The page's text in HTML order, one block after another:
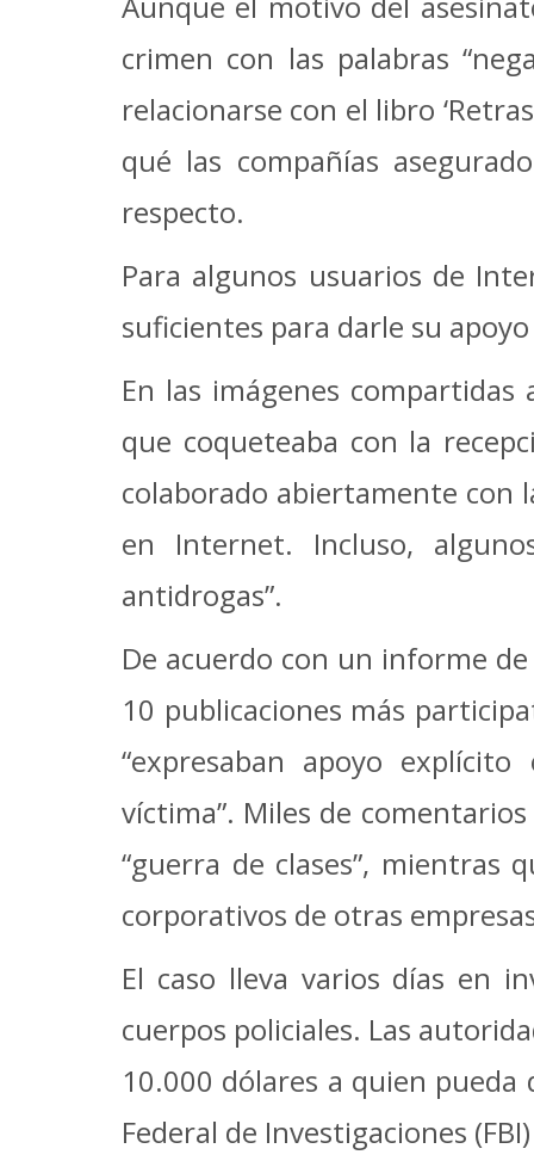
crimen con las palabras
relacionarse con el libro
qué las compañías
respecto.
Para algunos usuarios de
suficientes para darle su
En las imágenes
que coqueteaba con la
colaborado abiertamente con
en Internet. Incluso,
antidrogas”.
De acuerdo con un informe
10 publicaciones más
“expresaban apoyo
víctima”. Miles de
“guerra de clases”, mientras
corporativos de otras
El caso lleva varios días en
cuerpos policiales. Las
10.000 dólares a quien
Federal de Investigaciones